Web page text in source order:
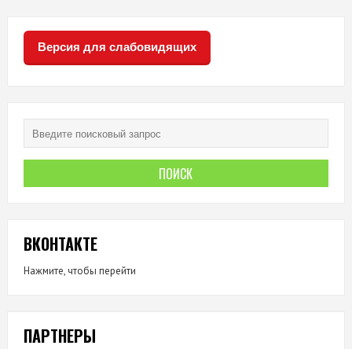
Версия для слабовидящих
ВКОНТАКТЕ
Нажмите, чтобы перейти
ПАРТНЕРЫ